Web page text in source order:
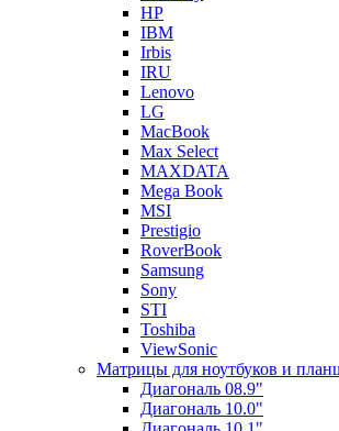
HP
IBM
Irbis
IRU
Lenovo
LG
MacBook
Max Select
MAXDATA
Mega Book
MSI
Prestigio
RoverBook
Samsung
Sony
STI
Toshiba
ViewSonic
Матрицы для ноутбуков и
Диагональ 08.9"
Диагональ 10.0"